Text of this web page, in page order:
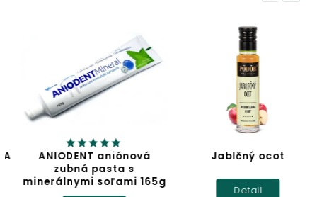
ANIODENT aniónová
zubná pasta s
minerálnymi soľami 165g
Jablčný ocot
Detail